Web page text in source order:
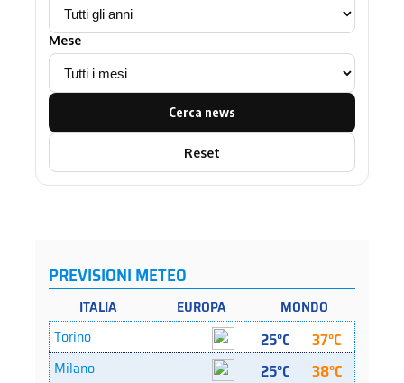
Mese
Cerca news
Reset